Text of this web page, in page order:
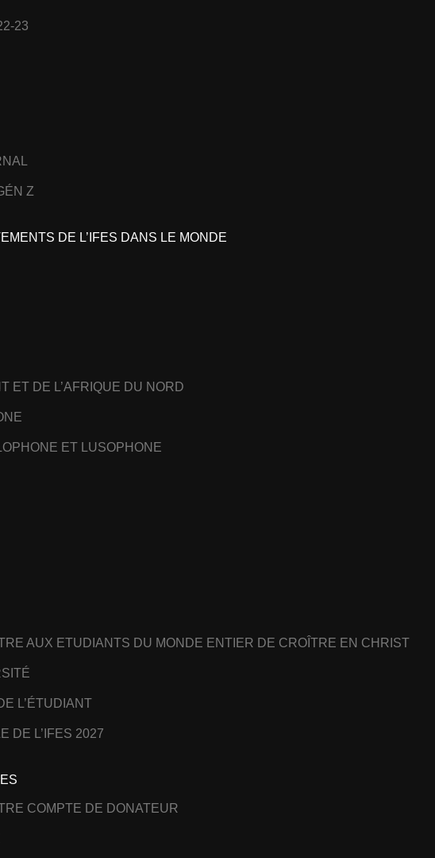
23
Z
DE L’IFES DANS LE MONDE
ET DE L’AFRIQUE DU NORD
ET LUSOPHONE
AUX ETUDIANTS DU MONDE ENTIER DE CROÎTRE EN CHRIST
L’ÉTUDIANT
DE L’IFES 2027
COMPTE DE DONATEUR